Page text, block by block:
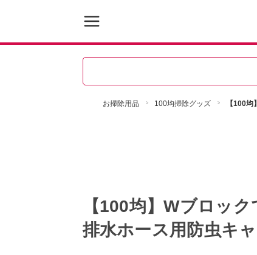
お掃除用品 100均掃除グッズ 【100
【100均】Wブロッ
排水ホース用防虫キャ